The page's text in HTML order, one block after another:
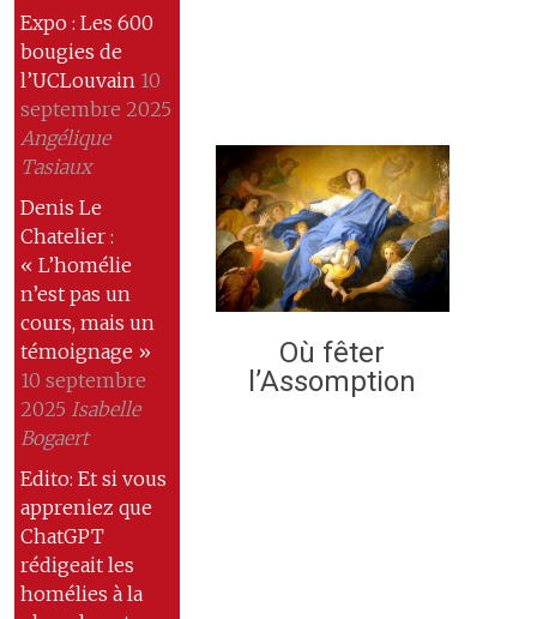
Expo : Les 600
bougies de
l’UCLouvain 10
septembre 2025
Angélique
Tasiaux
Denis Le
Chatelier :
« L’homélie
n’est pas un
cours, mais un
témoignage »
10 septembre
2025 Isabelle
Bogaert
Edito: Et si vous
appreniez que
ChatGPT
rédigeait les
homélies à la
Où fêter
l’Assomption